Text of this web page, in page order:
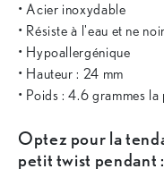
• Acier inoxydable
• Résiste à l'eau et ne
• Hypoallergénique
• Hauteur : 24 mm
• Poids : 4.6 grammes la
Optez pour la
petit twist pendant